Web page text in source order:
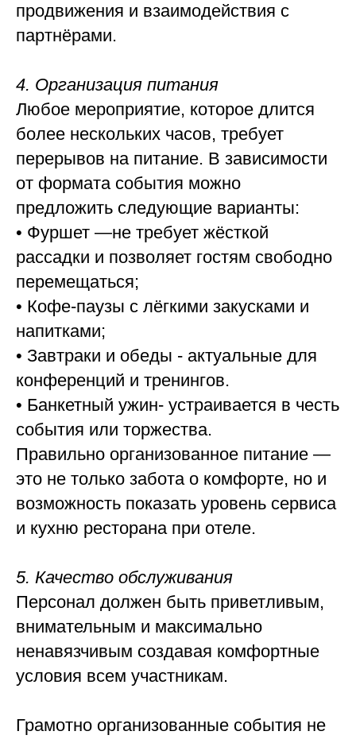
продвижения и взаимодействия с
партнёрами.
4. Организация питания
Любое мероприятие, которое длится
более нескольких часов, требует
перерывов на питание. В зависимости
от формата события можно
предложить следующие варианты:
• Фуршет —не требует жёсткой
рассадки и позволяет гостям свободно
перемещаться;
• Кофе-паузы с лёгкими закусками и
напитками;
• Завтраки и обеды - актуальные для
конференций и тренингов.
• Банкетный ужин- устраивается в честь
события или торжества.
Правильно организованное питание —
это не только забота о комфорте, но и
возможность показать уровень сервиса
и кухню ресторана при отеле.
5. Качество обслуживания
Персонал должен быть приветливым,
внимательным и максимально
ненавязчивым создавая комфортные
условия всем участникам.
Грамотно организованные события не